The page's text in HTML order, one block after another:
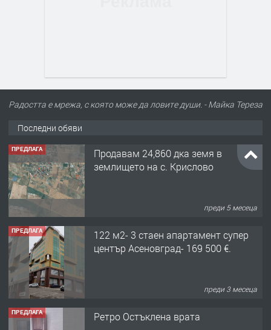
Радостта е мрежа, с която може да ловите души. - Майка Тереза
Последни обяви
ПРЕДЛАГА
Продавам 24,860 дка земя в
землището на с. Крислово
преди 5 месеца
ПРЕДЛАГА
122 м2- 3 стаен апартамент супер
център Асеновград- 169 500 €.
преди 3 месеца
ПРЕДЛАГА Ретро Остъклена врата